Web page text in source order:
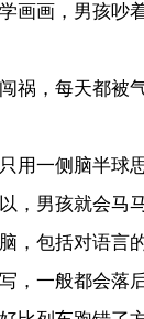
画画，男孩吵
祸，每天都被
用一侧脑半球
，男孩就会马
，包括对语言
，一般都会落